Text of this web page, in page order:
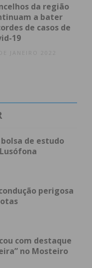
da região
a bater
de casos de
19
JANEIRO 2022
de estudo
perigosa
com destaque
no Mosteiro